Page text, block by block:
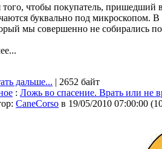
того, чтобы покупатель, пришедший
буквально под микроскопом. В
мы совершенно не собирались
дальше... | 2652 байт
: Ложь во спасение. Врать или не
CaneCorso в 19/05/2010 07:00:00 (